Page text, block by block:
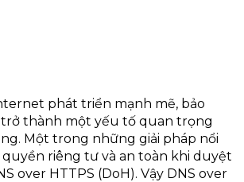
phát triển mạnh mẽ, bảo
thành một yếu tố quan trọng
Một trong những giải pháp nổi
riêng tư và an toàn khi duyệt
over HTTPS (DoH). Vậy DNS over